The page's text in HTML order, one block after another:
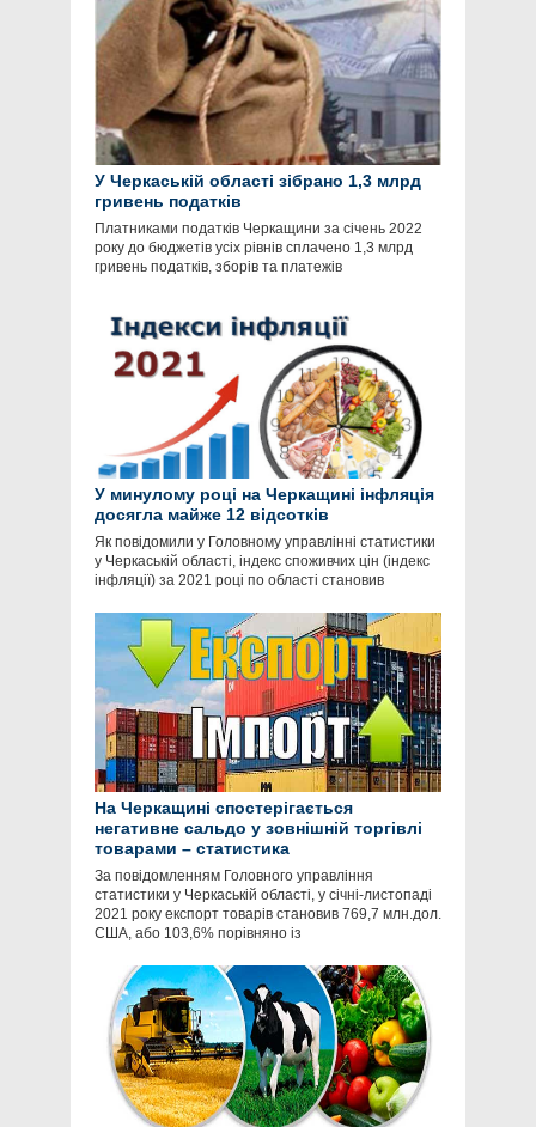
У Черкаській області зібрано 1,3 млрд
гривень податків
Платниками податків Черкащини за січень 2022
року до бюджетів усіх рівнів сплачено 1,3 млрд
гривень податків, зборів та платежів
У минулому році на Черкащині інфляція
досягла майже 12 відсотків
Як повідомили у Головному управлінні статистики
у Черкаській області, індекс споживчих цін (індекс
інфляції) за 2021 році по області становив
На Черкащині спостерігається
негативне сальдо у зовнішній торгівлі
товарами – статистика
За повідомленням Головного управління
статистики у Черкаській області, у січні-листопаді
2021 року експорт товарів становив 769,7 млн.дол.
США, або 103,6% порівняно із